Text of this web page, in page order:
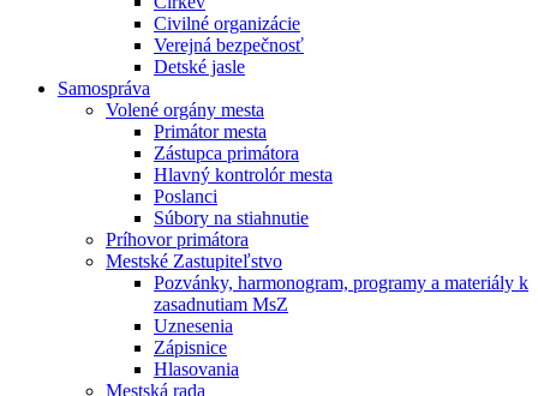
Civilné organizácie
Verejná bezpečnosť
Detské jasle
Samospráva
Volené orgány mesta
Primátor mesta
Zástupca primátora
Hlavný kontrolór mesta
Poslanci
Súbory na stiahnutie
Príhovor primátora
Mestské Zastupiteľstvo
Pozvánky, harmonogram, programy a materiály k
zasadnutiam MsZ
Uznesenia
Zápisnice
Hlasovania
Mestská rada